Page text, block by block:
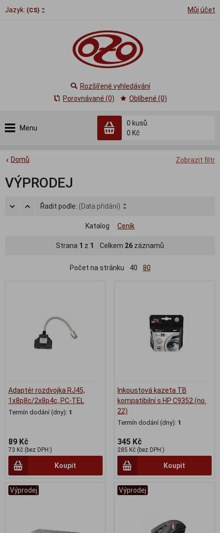
Jazyk: (CS) Můj účet
Menu
0 kusů
0 Kč
Rozšířené vyhledávání
Porovnávané (0)
Oblíbené (0)
Zobrazit filtr
Domů
VÝPRODEJ
Řadit podle: (Data přidání)
Katalog Ceník
Strana 1 z 1 Celkem 26 záznamů
Počet na stránku 40 80
Adaptér rozdvojka RJ45,
1x8p8c/2x8p4c, PC-TEL
Termín dodání (dny): 1
89 Kč
73 Kč (bez DPH:)
Koupit
Inkoustová kazeta TB
kompatibilní s HP C9352 (no.
22)
Termín dodání (dny): 1
345 Kč
285 Kč (bez DPH:)
Koupit
Výprodej Výprodej